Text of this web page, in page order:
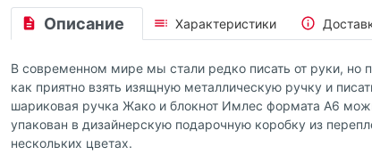
Описание Характеристики
В современном мире мы стали редко писать от руки, но
как приятно взять изящную металлическую ручку и
шариковая ручка Жако и блокнот Имлес формата А6
упакован в дизайнерскую подарочную коробку из
нескольких цветах.